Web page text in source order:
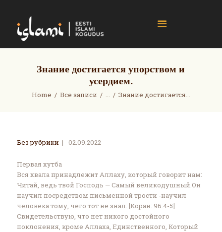
Знание достигается упорством и
усердием.
Home Все записи ... Знание достигается...
islami.ee
Home
News
Contact
Без рубрики 02.09.2022
Первая хутба
Вся хвала принадлежит Аллаху, который говорит нам:
Читай, ведь твой Господь — Самый великодушный.Он
научил посредством письменной трости -научил
человека тому, чего тот не знал. [Коран: 96:4-5]‎
Свидетельствую, что нет никого достойного
поклонения, кроме Аллаха, Единственного, Который